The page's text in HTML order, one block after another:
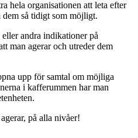
hela organi­sationen att leta efter
så tidigt som möjligt.
andra indi­kationer på
man agerar och utreder dem
upp för samtal om möjliga
i kafferummen har man
på alla nivåer!